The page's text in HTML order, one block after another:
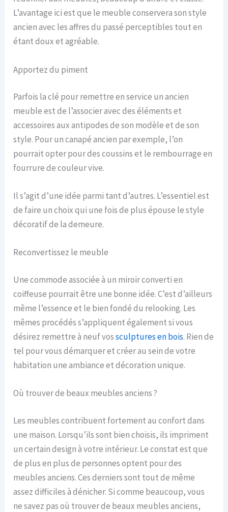
L’avantage ici est que le meuble conservera son style
ancien avec les affres du passé perceptibles tout en
étant doux et agréable.
Apportez du piment
Parfois la clé pour remettre en service un ancien
meuble est de l’associer avec des éléments et
accessoires aux antipodes de son modèle et de son
style. Pour un canapé ancien par exemple, l’on
pourrait opter pour des coussins et le rembourrage en
fourrure de couleur vive.
Il s’agit d’une idée parmi tant d’autres. L’essentiel est
de faire un choix qui une fois de plus épouse le style
décoratif de la demeure.
Reconvertissez le meuble
Une commode associée à un miroir converti en
coiffeuse pourrait être une bonne idée. C’est d’ailleurs
même l’essence et le bien fondé du relooking. Les
mêmes procédés s’appliquent également si vous
désirez remettre à neuf vossculptures en bois. Rien de
tel pour vous démarquer et créer au sein de votre
habitation une ambiance et décoration unique.
Où trouver de beaux meubles anciens ?
Les meubles contribuent fortement au confort dans
une maison. Lorsqu’ils sont bien choisis, ils impriment
un certain design à votre intérieur. Le constat est que
de plus en plus de personnes optent pour des
meubles anciens. Ces derniers sont tout de même
assez difficiles à dénicher. Si comme beaucoup, vous
ne savez pas où trouver de beaux meubles anciens,